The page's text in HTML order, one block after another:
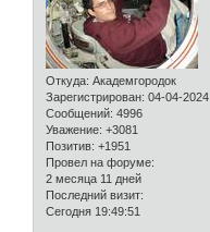
Откуда: Академгородок
Зарегистрирован: 04-04-2024
Сообщений: 4996
Уважение: +3081
Позитив: +1951
Провел на форуме:
2 месяца 11 дней
Последний визит:
Сегодня 19:49:51